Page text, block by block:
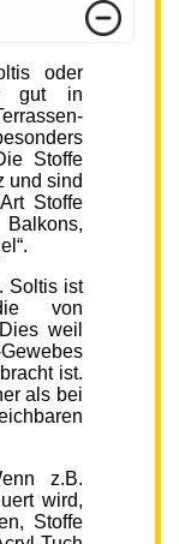
oder
gut in
Stoffe
und sind
Stoffe
Soltis ist
von
weil
ist.
als bei
z.B.
wird,
Stoffe